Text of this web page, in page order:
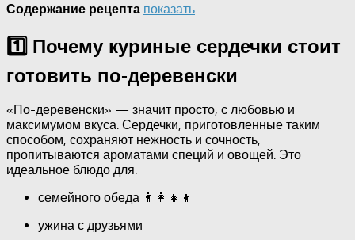
Содержание рецепта показать
1️⃣ Почему куриные сердечки стоит
готовить по-деревенски
«По-деревенски» — значит просто, с любовью и
максимумом вкуса. Сердечки, приготовленные таким
способом, сохраняют нежность и сочность,
пропитываются ароматами специй и овощей. Это
идеальное блюдо для:
семейного обеда 👨‍👩‍👧‍👦
ужина с друзьями